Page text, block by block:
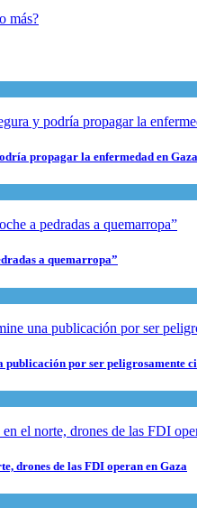
propagar la enfermedad en
a quemarropa”
publicación por ser peligrosamente
drones de las FDI operan en Gaza